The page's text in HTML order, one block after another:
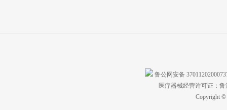
鲁公网安备
医疗器械经营许可证：
Copyright